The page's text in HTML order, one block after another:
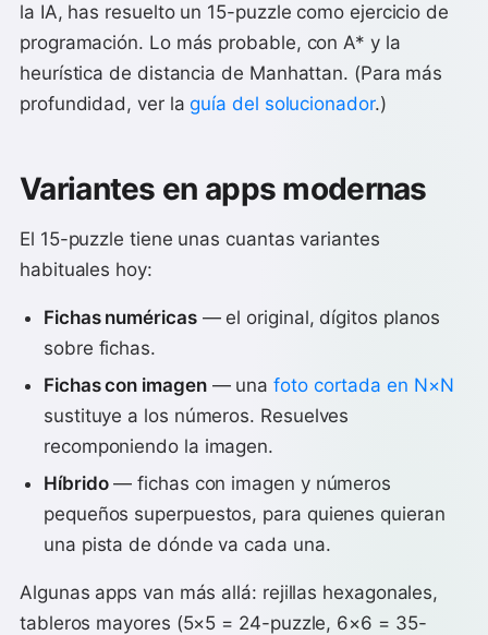
la IA, has resuelto un 15-puzzle como ejercicio de
programación. Lo más probable, con A* y la
heurística de distancia de Manhattan. (Para más
profundidad, ver laguía del solucionador.)
Variantes en apps modernas
El 15-puzzle tiene unas cuantas variantes
habituales hoy:
Fichas numéricas— el original, dígitos planos
sobre fichas.
Fichas con imagen— unafoto cortada en N×N
sustituye a los números. Resuelves
recomponiendo la imagen.
Híbrido— fichas con imagen y números
pequeños superpuestos, para quienes quieran
una pista de dónde va cada una.
Algunas apps van más allá: rejillas hexagonales,
tableros mayores (5×5 = 24-puzzle, 6×6 = 35-